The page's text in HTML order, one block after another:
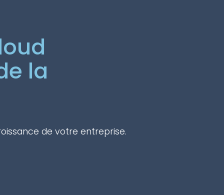
la
de votre entreprise.